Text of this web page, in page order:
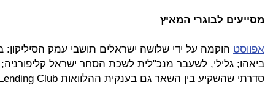
מסייעים לבוגרי המאיץ
אפווסט הוקמה על ידי שלושה ישראלים תושבי עמק הסיליקון:
ביאהו; גלילי, לשעבר מנכ"לית לשכת הסחר ישראל
סדרתי שהשקיע בין השאר גם בענקית ההלוואות Lending Club בשלביה הראשונים